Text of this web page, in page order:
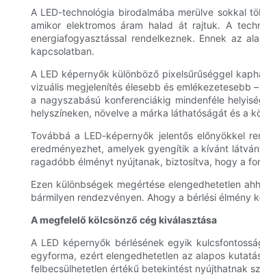
A LED-technológia birodalmába merülve sokkal
amikor elektromos áram halad át rajtuk. A
energiafogyasztással rendelkeznek. Ennek az
kapcsolatban.
A LED képernyők különböző pixelsűrűséggel
vizuális megjelenítés élesebb és emlékezetesebb
a nagyszabású konferenciákig mindenféle
helyszíneken, növelve a márka láthatóságát és a
Továbbá a LED-képernyők jelentős előnyökkel
eredményezhet, amelyek gyengítik a kívánt
ragadóbb élményt nyújtanak, biztosítva, hogy a
Ezen különbségek megértése elengedhetetlen
bármilyen rendezvényen. Ahogy a bérlési élmény
A megfelelő kölcsönző cég kiválasztása
A LED képernyők bérlésének egyik
egyforma, ezért elengedhetetlen az alapos
felbecsülhetetlen értékű betekintést nyújthatnak